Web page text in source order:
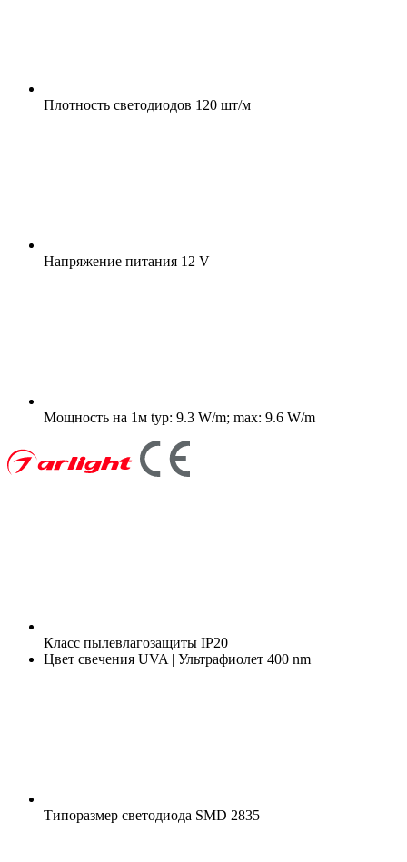
Плотность светодиодов 120 шт/м
Напряжение питания 12 V
Мощность на 1м typ: 9.3 W/m; max: 9.6 W/m
Класс пылевлагозащиты IP20
Цвет свечения UVA | Ультрафиолет 400 nm
Типоразмер светодиода SMD 2835